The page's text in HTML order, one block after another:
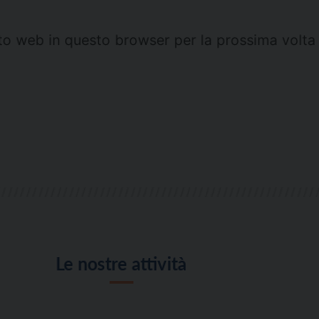
web in questo browser per la prossima volta
Le nostre attività